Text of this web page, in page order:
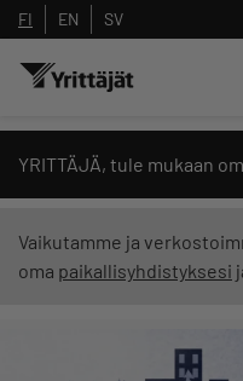
FI EN SV
YRITTÄJÄ, tule mukaan
Vaikutamme ja
oma paikallisyhdistyksesi
Hae sivustolta tai
Yrittäjien
Suodata hakutuloksia: